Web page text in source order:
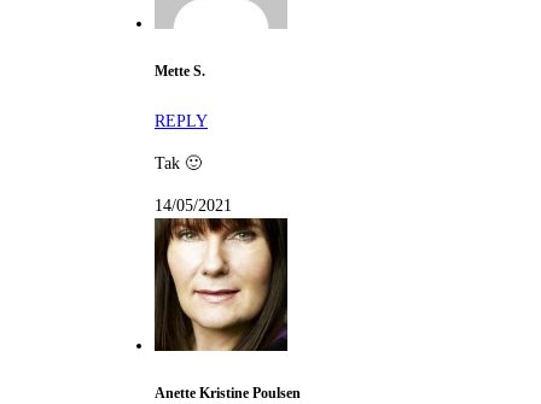
Mette S.
REPLY
Tak 🙂
14/05/2021
Anette Kristine Poulsen